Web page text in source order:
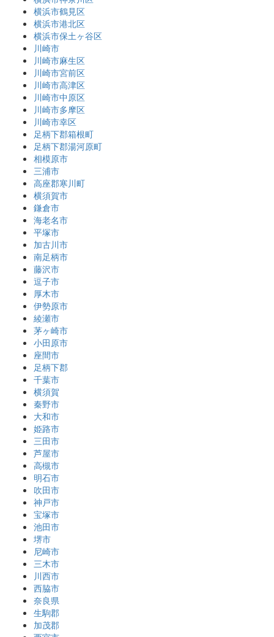
横浜市鶴見区
横浜市港北区
横浜市保土ヶ谷区
川崎市
川崎市麻生区
川崎市宮前区
川崎市高津区
川崎市中原区
川崎市多摩区
川崎市幸区
足柄下郡箱根町
足柄下郡湯河原町
相模原市
三浦市
高座郡寒川町
横須賀市
鎌倉市
海老名市
平塚市
加古川市
南足柄市
藤沢市
逗子市
厚木市
伊勢原市
綾瀬市
茅ヶ崎市
小田原市
座間市
足柄下郡
千葉市
横須賀
秦野市
大和市
姫路市
三田市
芦屋市
高槻市
明石市
吹田市
神戸市
宝塚市
池田市
堺市
尼崎市
三木市
川西市
西脇市
奈良県
生駒郡
加茂郡